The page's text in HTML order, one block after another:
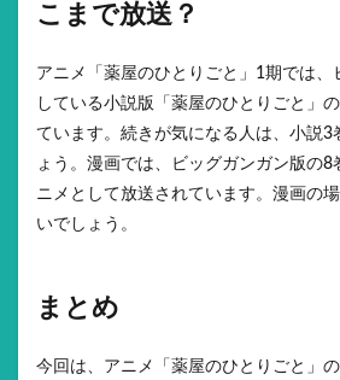
こまで放送？
アニメ「薬屋のひとりごと」1期では、
している小説版「薬屋のひとりごと」
ています。続きが気になる人は、小説3
ょう。漫画では、ビッグガンガン版の8
ニメとして放送されています。漫画の
いでしょう。
まとめ
今回は、アニメ「薬屋のひとりごと」